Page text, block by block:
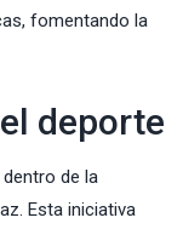
fomentando la
deporte
de la
Esta iniciativa